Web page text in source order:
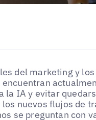
del marketing y
la IA y evitar
los nuevos flujos de
se preguntan con